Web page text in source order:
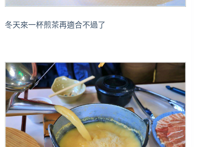
冬天來一杯煎茶再適合不過了